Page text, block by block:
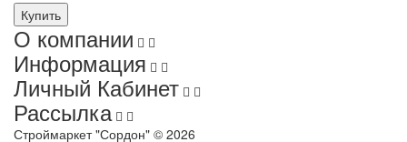
Купить
О компании
Информация
Личный Кабинет
Рассылка
Строймаркет "Сордон" © 2026